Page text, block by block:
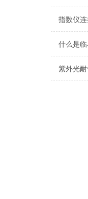
指数仪
紫外光